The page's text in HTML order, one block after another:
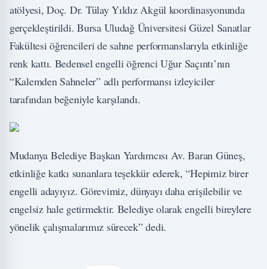
atölyesi, Doç. Dr. Tülay Yıldız Akgül koordinasyonunda
gerçekleştirildi. Bursa Uludağ Üniversitesi Güzel Sanatlar
Fakültesi öğrencileri de sahne performanslarıyla etkinliğe
renk kattı. Bedensel engelli öğrenci Uğur Saçıntı’nın
“Kalemden Sahneler” adlı performansı izleyiciler
tarafından beğeniyle karşılandı.
Mudanya Belediye Başkan Yardımcısı Av. Baran Güneş,
etkinliğe katkı sunanlara teşekkür ederek, “Hepimiz birer
engelli adayıyız. Görevimiz, dünyayı daha erişilebilir ve
engelsiz hale getirmektir. Belediye olarak engelli bireylere
yönelik çalışmalarımız sürecek” dedi.